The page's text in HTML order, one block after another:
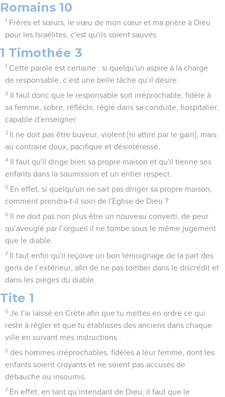
Romains 10
1 Frères et sœurs, le vœu de mon cœur et ma prière à Dieu
pour les Israélites, c'est qu'ils soient sauvés.
1 Timothée 3
1 Cette parole est certaine : si quelqu'un aspire à la charge
de responsable, c’est une belle tâche qu’il désire.
2
Il faut donc que le responsable soit irréprochable, fidèle à
sa femme, sobre, réfléchi, réglé dans sa conduite, hospitalier,
capable d'enseigner.
3
Il ne doit pas être buveur, violent [ni attiré par le gain], mais
au contraire doux, pacifique et désintéressé.
4
Il faut qu'il dirige bien sa propre maison et qu'il tienne ses
enfants dans la soumission et un entier respect.
5 En effet, si quelqu'un ne sait pas diriger sa propre maison,
comment prendra-t-il soin de l'Eglise de Dieu ?
6
Il ne doit pas non plus être un nouveau converti, de peur
qu’aveuglé par l’orgueil il ne tombe sous le même jugement
que le diable.
7
Il faut enfin qu'il reçoive un bon témoignage de la part des
gens de l’extérieur, afin de ne pas tomber dans le discrédit et
dans les pièges du diable.
Tite 1
5 Je t'ai laissé en Crète afin que tu mettes en ordre ce qui
reste à régler et que tu établisses des anciens dans chaque
ville en suivant mes instructions :
6 des hommes irréprochables, fidèles à leur femme, dont les
enfants soient croyants et ne soient pas accusés de
débauche ou insoumis.
7 En effet, en tant qu’intendant de Dieu, il faut que le